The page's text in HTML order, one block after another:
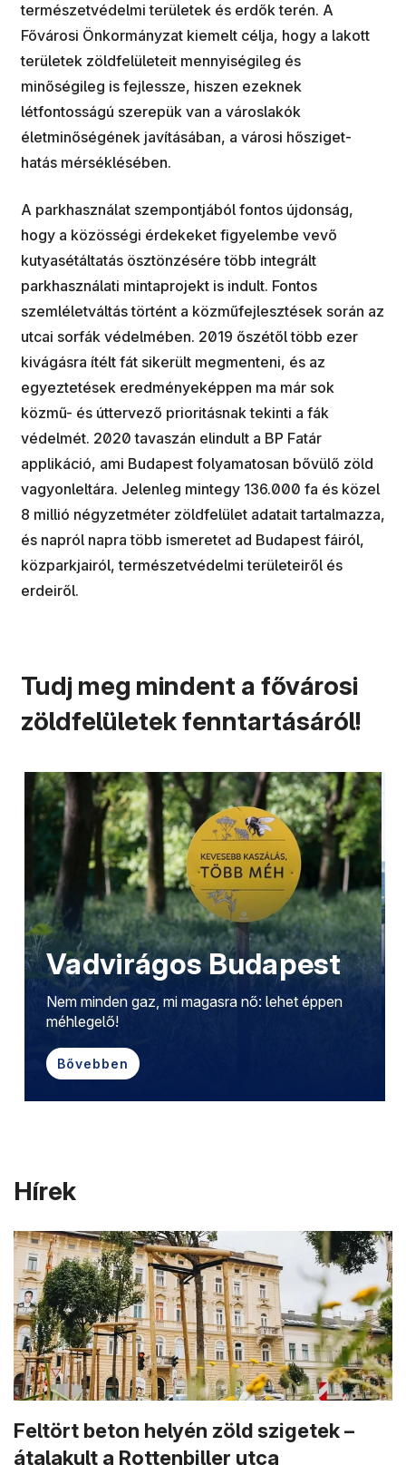
természetvédelmi területek és erdők terén. A
Fővárosi Önkormányzat kiemelt célja, hogy a lakott
területek zöldfelületeit mennyiségileg és
minőségileg is fejlessze, hiszen ezeknek
létfontosságú szerepük van a városlakók
életminőségének javításában, a városi hősziget-
hatás mérséklésében.
A parkhasználat szempontjából fontos újdonság,
hogy a közösségi érdekeket figyelembe vevő
kutyasétáltatás ösztönzésére több integrált
parkhasználati mintaprojekt is indult. Fontos
szemléletváltás történt a közműfejlesztések során az
utcai sorfák védelmében. 2019 őszétől több ezer
kivágásra ítélt fát sikerült megmenteni, és az
egyeztetések eredményeképpen ma már sok
közmű- és úttervező prioritásnak tekinti a fák
védelmét. 2020 tavaszán elindult a B​P Fatár
applikáció, ami Budapest folyamatosan bővülő zöld
vagyonleltára. Jelenleg mintegy 136.000 fa és közel
8 millió négyzetméter zöldfelület adatait tartalmazza,
és napról napra több ismeretet ad Budapest fáiról,
közparkjairól, természetvédelmi területeiről és
erdeiről.​
Tudj meg mindent a fővárosi
zöldfelületek fenntartásáról!
Vadvirágos Budapest
Nem minden gaz, mi magasra nő: lehet éppen
méhlegelő!
Bővebben
Hírek
Feltört beton helyén zöld szigetek –
átalakult a Rottenbiller utca